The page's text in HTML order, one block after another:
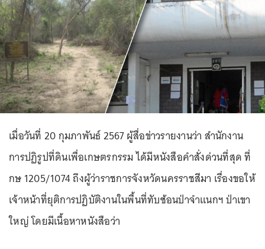
เมื่อวันที่ 20 กุมภาพันธ์ 2567 ผู้สื่อข่าวรายงานว่า สำนักงาน
การปฏิรูปที่ดินเพื่อเกษตรกรรม ได้มีหนังสือคำสั่งด่วนที่สุด ที่
กษ 1205/1074 ถึงผู้ว่าราชการจังหวัดนครราชสีมา เรื่องขอให้
เจ้าหน้าที่ยุติการปฏิบัติงานในพื้นที่ทับซ้อนป่าจำแนกฯ ป่าเขา
ใหญ่ โดยมีเนื้อหาหนังสือว่า